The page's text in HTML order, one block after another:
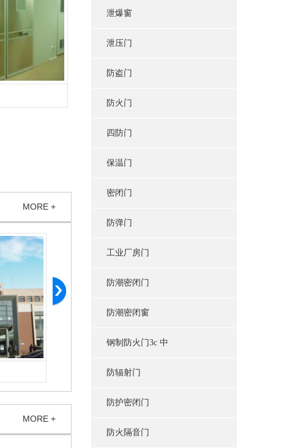
MORE +
北京肿瘤医院廊坊分院
MORE +
泄爆窗
泄压门
防盗门
防火门
四防门
保温门
密闭门
防弹门
工业厂房门
防潮密闭门
防潮密闭窗
钢制防火门3c 中
防辐射门
防护密闭门
防火隔音门